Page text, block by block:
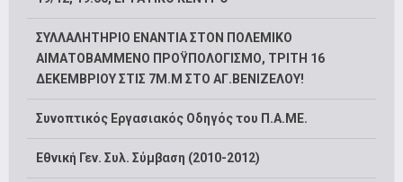
ΣΥΛΛΑΛΗΤΗΡΙΟ ΕΝΑΝΤΙΑ ΣΤΟΝ ΠΟΛΕΜΙΚΟ
ΑΙΜΑΤΟΒΑΜΜΕΝΟ ΠΡΟΫΠΟΛΟΓΙΣΜΟ, ΤΡΙΤΗ 16
ΔΕΚΕΜΒΡΙΟΥ ΣΤΙΣ 7Μ.Μ ΣΤΟ ΑΓ.ΒΕΝΙΖΕΛΟΥ!
Συνοπτικός Εργασιακός Οδηγός του Π.Α.ΜΕ.
Εθνική Γεν. Συλ. Σύμβαση (2010-2012)